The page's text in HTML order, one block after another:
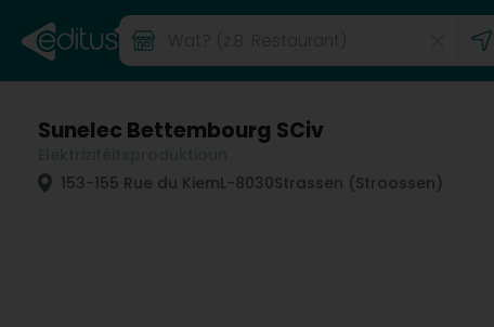
Sunelec Bettembourg SCiv
153-155 Rue du KiemL-8030Strassen (Stroossen)